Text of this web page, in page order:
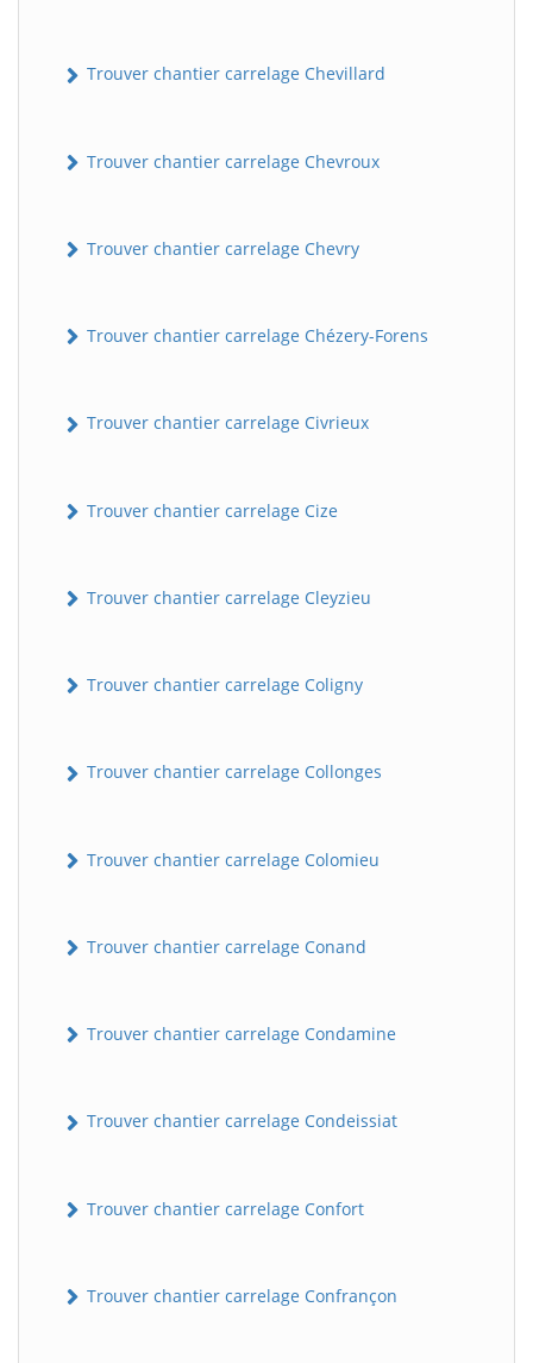
Trouver chantier carrelage Chevillard
Trouver chantier carrelage Chevroux
Trouver chantier carrelage Chevry
Trouver chantier carrelage Chézery-Forens
Trouver chantier carrelage Civrieux
Trouver chantier carrelage Cize
Trouver chantier carrelage Cleyzieu
Trouver chantier carrelage Coligny
Trouver chantier carrelage Collonges
Trouver chantier carrelage Colomieu
Trouver chantier carrelage Conand
Trouver chantier carrelage Condamine
Trouver chantier carrelage Condeissiat
Trouver chantier carrelage Confort
Trouver chantier carrelage Confrançon
B BatiWebPro